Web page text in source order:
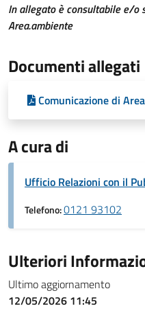
In allegato è consultabile e/o
Area.ambiente
Documenti allegati
Comunicazione di
A cura di
Ufficio Relazioni con il
Telefono:0121 93102
Ulteriori
Ultimo aggiornamento
12/05/2026 11:45